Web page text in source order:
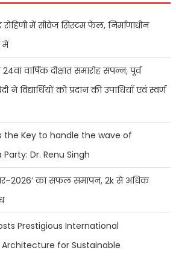
में सीवेज सिस्टम फेल, निर्माणाधीन
में
वार्षिक दीक्षांत समारोह संपन्न; पूर्व
ने विद्यार्थियों को प्रदान की उपाधियाँ एवं स्वर्ण
Key to handle the wave of
Dr. Renu Singh
का सफल समापन, 2k से अधिक
Prestigious International
Architecture for Sustainable